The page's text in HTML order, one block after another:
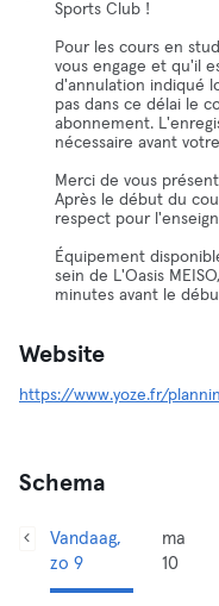
Sports Club !
Pour les cours en
vous engage et qu'il
d'annulation indiqué
pas dans ce délai le
abonnement.
nécessaire avant
Merci de vous
Après le début du
respect pour
Équipement
sein de L'Oasis
minutes avant le
Website
https://www.yoze.fr/
Schema
Vandaag,
zo 9
ma
10